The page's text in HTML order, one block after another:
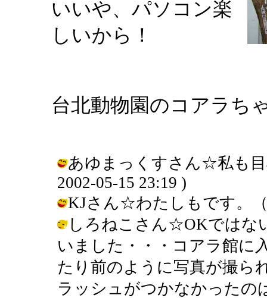
いいや、パソコン楽
しいから！
台北動物園のコアラち
あゆまっくすさん☆私も
2002-05-15 23:19 )
KJさん☆わたしもです。（
しろねこさん☆OKではな
いました・・・コアラ館に
たり前のように写真が撮ら
ラッシュがつかなかったの